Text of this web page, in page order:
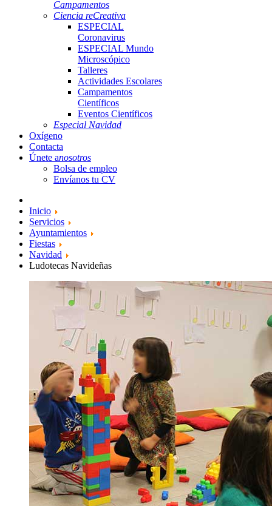
Campamentos
Ciencia reCreativa
ESPECIAL
Coronavirus
ESPECIAL Mundo
Microscópico
Talleres
Actividades Escolares
Campamentos
Científicos
Eventos Científicos
Especial Navidad
Oxígeno
Contacta
Únete anosotros
Bolsa de empleo
Envíanos tu CV
Inicio
Servicios
Ayuntamientos
Fiestas
Navidad
Ludotecas Navideñas